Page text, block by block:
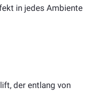
in jedes Ambiente
der entlang von